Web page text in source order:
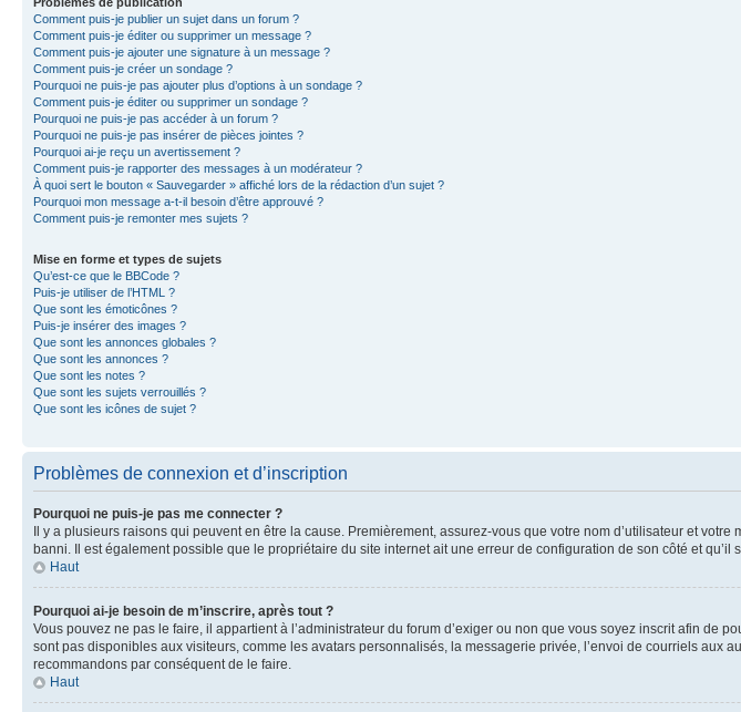
Comment puis-je publier un sujet dans un forum ?
Comment puis-je éditer ou supprimer un message ?
Comment puis-je ajouter une signature à un message ?
Comment puis-je créer un sondage ?
Pourquoi ne puis-je pas ajouter plus d’options à un sondage ?
Comment puis-je éditer ou supprimer un sondage ?
Pourquoi ne puis-je pas accéder à un forum ?
Pourquoi ne puis-je pas insérer de pièces jointes ?
Pourquoi ai-je reçu un avertissement ?
Comment puis-je rapporter des messages à un modérateur ?
À quoi sert le bouton « Sauvegarder » affiché lors de la rédaction d’un sujet ?
Pourquoi mon message a-t-il besoin d’être approuvé ?
Comment puis-je remonter mes sujets ?
Mise en forme et types de sujets
Qu’est-ce que le BBCode ?
Puis-je utiliser de l’HTML ?
Que sont les émoticônes ?
Puis-je insérer des images ?
Que sont les annonces globales ?
Que sont les annonces ?
Que sont les notes ?
Que sont les sujets verrouillés ?
Que sont les icônes de sujet ?
Problèmes de connexion et d’inscription
Pourquoi ne puis-je pas me connecter ?
Il y a plusieurs raisons qui peuvent en être la cause. Premièrement, assurez-vous que votre nom d’utilisateur et
banni. Il est également possible que le propriétaire du site internet ait une erreur de configuration de son côté et qu’il
Haut
Pourquoi ai-je besoin de m’inscrire, après tout ?
Vous pouvez ne pas le faire, il appartient à l’administrateur du forum d’exiger ou non que vous soyez inscrit afin
sont pas disponibles aux visiteurs, comme les avatars personnalisés, la messagerie privée, l’envoi de courriels aux
recommandons par conséquent de le faire.
Haut